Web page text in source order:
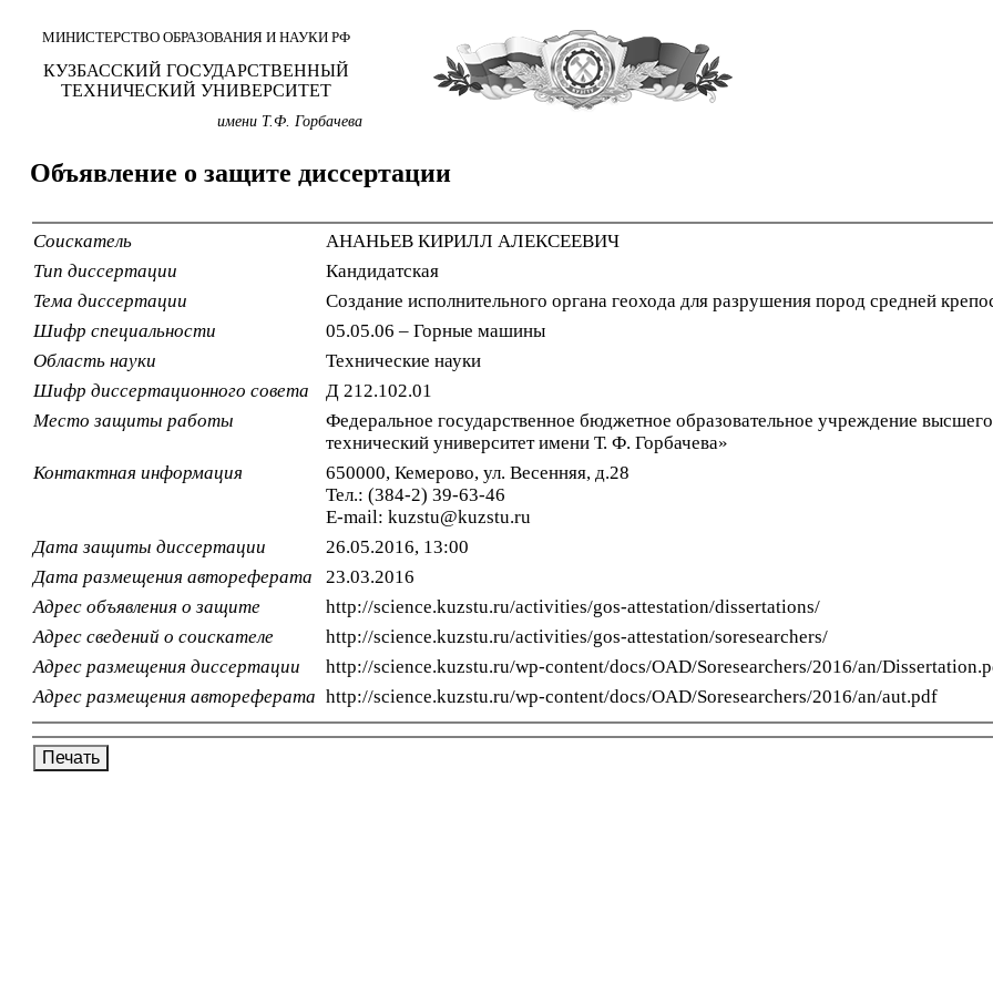
МИНИСТЕРСТВО ОБРАЗОВАНИЯ И НАУКИ РФ
КУЗБАССКИЙ ГОСУДАРСТВЕННЫЙ
ТЕХНИЧЕСКИЙ УНИВЕРСИТЕТ
имени Т.Ф. Горбачева
Объявление о защите диссертации
Соискатель
АНАНЬЕВ КИРИЛЛ АЛЕКСЕЕВИЧ
Тип диссертации
Кандидатская
Тема диссертации
Создание исполнительного органа геохода для разрушения пород средней
Шифр специальности
05.05.06 – Горные машины
Область науки
Технические науки
Шифр диссертационного совета
Д 212.102.01
Место защиты работы
Федеральное государственное бюджетное образовательное учреждение
технический университет имени Т. Ф. Горбачева»
Контактная информация
650000, Кемерово, ул. Весенняя, д.28
Тел.: (384-2) 39-63-46
E-mail: kuzstu@kuzstu.ru
Дата защиты диссертации
26.05.2016, 13:00
Дата размещения автореферата
23.03.2016
Адрес объявления о защите
http://science.kuzstu.ru/activities/gos-attestation/dissertations/
Адрес сведений о соискателе
http://science.kuzstu.ru/activities/gos-attestation/soresearchers/
Адрес размещения диссертации
http://science.kuzstu.ru/wp-content/docs/OAD/Soresearchers/2016/an/
Адрес размещения автореферата http://science.kuzstu.ru/wp-content/docs/OAD/Soresearchers/2016/an/aut.pdf